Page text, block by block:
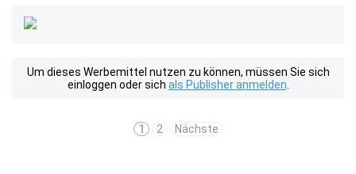
Um dieses Werbemittel nutzen zu können, müssen Sie sich
einloggen oder sich als Publisher anmelden
1 2 Nächste